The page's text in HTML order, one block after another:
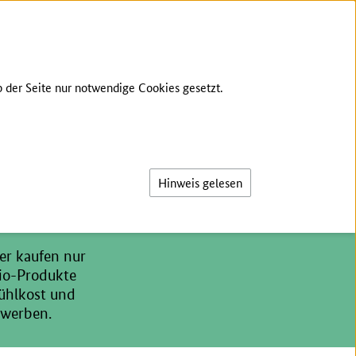
kaufen nur
Produkte
und
Seite nur notwendige Cookies gesetzt.
Hinweis gelesen